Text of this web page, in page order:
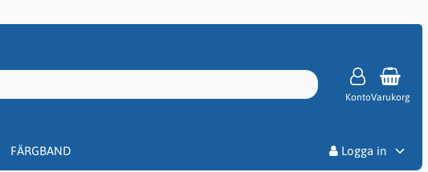
KontoVarukorg
FÄRGBAND
Logga in